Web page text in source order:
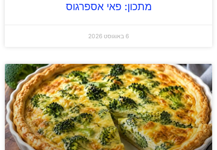
מתכון: פאי אספרגוס
6 באוגוסט 2026